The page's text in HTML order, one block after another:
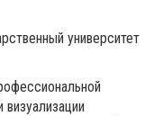
университет